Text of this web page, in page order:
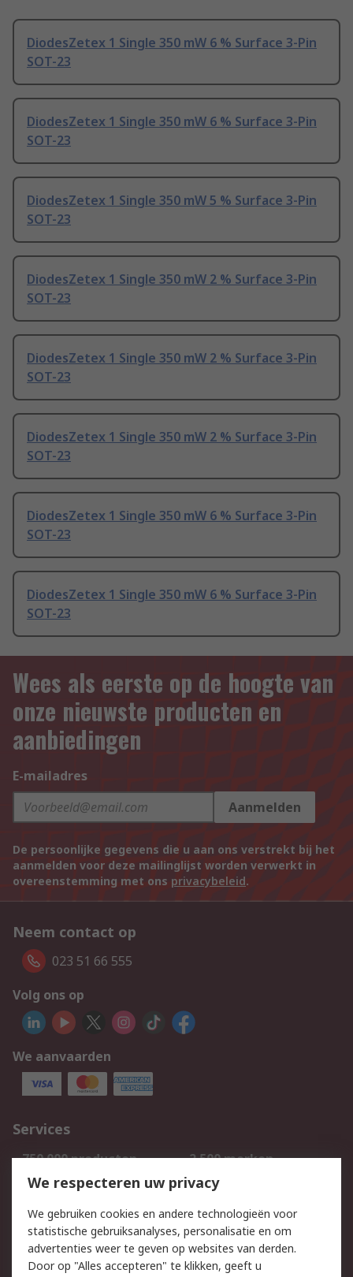
DiodesZetex 1 Single 350 mW 6 % Surface 3-Pin
SOT-23
DiodesZetex 1 Single 350 mW 6 % Surface 3-Pin
SOT-23
DiodesZetex 1 Single 350 mW 5 % Surface 3-Pin
SOT-23
DiodesZetex 1 Single 350 mW 2 % Surface 3-Pin
SOT-23
DiodesZetex 1 Single 350 mW 2 % Surface 3-Pin
SOT-23
DiodesZetex 1 Single 350 mW 2 % Surface 3-Pin
SOT-23
DiodesZetex 1 Single 350 mW 6 % Surface 3-Pin
SOT-23
DiodesZetex 1 Single 350 mW 6 % Surface 3-Pin
SOT-23
Wees als eerste op de hoogte van
onze nieuwste producten en
aanbiedingen
E-mailadres
Aanmelden
De persoonlijke gegevens die u aan ons verstrekt bij het
aanmelden voor deze mailinglijst worden verwerkt in
overeenstemming met ons privacybeleid.
Neem contact op
023 51 66 555
Volg ons op
We aanvaarden
Services
750.000 producten
2.500 merken
Bestellen
Inkoopoplossingen
Track & Trace
Wettelijk
We respecteren uw privacy
We gebruiken cookies en andere technologieën voor
statistische gebruiksanalyses, personalisatie en om
advertenties weer te geven op websites van derden.
Door op "Alles accepteren" te klikken, geeft u